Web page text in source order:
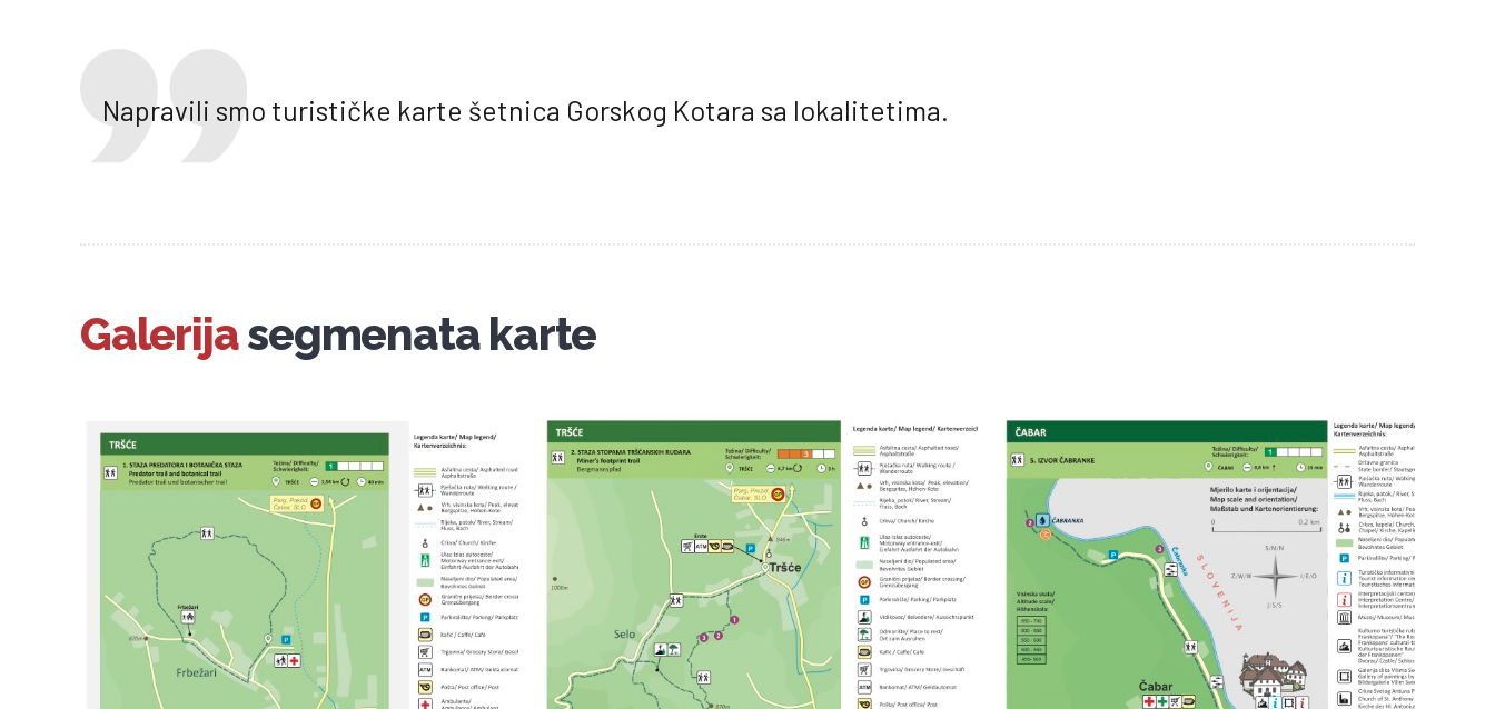
Napravili smo turističke karte šetnica Gorskog Kotara sa lokalitetima.
Galerijasegmenata karte